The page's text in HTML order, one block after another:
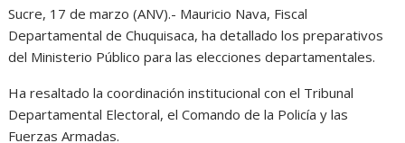
Sucre, 17 de marzo (ANV).- Mauricio Nava, Fiscal
Departamental de Chuquisaca, ha detallado los preparativos
del Ministerio Público para las elecciones departamentales.
Ha resaltado la coordinación institucional con el Tribunal
Departamental Electoral, el Comando de la Policía y las
Fuerzas Armadas.